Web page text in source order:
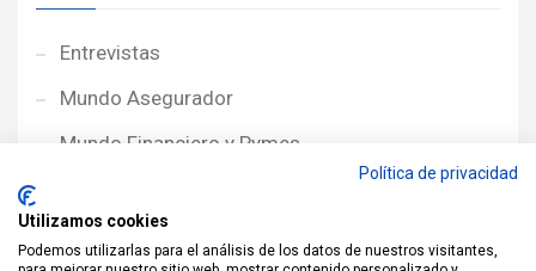
Entrevistas
Mundo Asegurador
Mundo Financiero y Pymes
Noticias NewcorRED
Política de privacidad
Utilizamos cookies
Podemos utilizarlas para el análisis de los datos de nuestros visitantes,